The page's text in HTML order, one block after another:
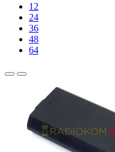
12
24
36
48
64